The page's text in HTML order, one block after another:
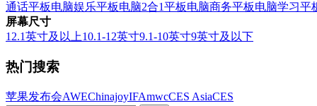
通话平板电脑娱乐平板电脑2合1平板电脑商务平板电脑学习平
屏幕尺寸
12.1英寸及以上10.1-12英寸9.1-10英寸9英寸及以下
热门搜索
苹果发布会AWEChinajoyIFAmwcCES AsiaCES